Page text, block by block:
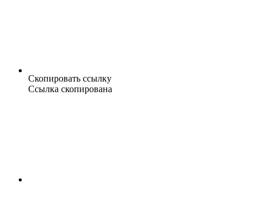
Скопировать ссылку
Ссылка скопирована